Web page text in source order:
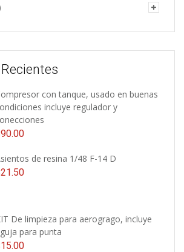
con tanque, usado en buenas
incluye regulador y
90.00
de resina 1/48 F-14 D
21.50
De limpieza para aerogrago, incluye
para punta
15.00